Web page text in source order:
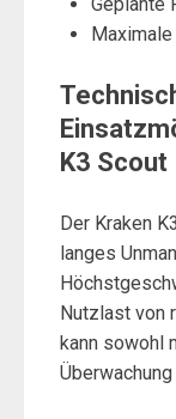
K3 Scout
Der Kraken
langes
Nutzlast von
kann sowohl